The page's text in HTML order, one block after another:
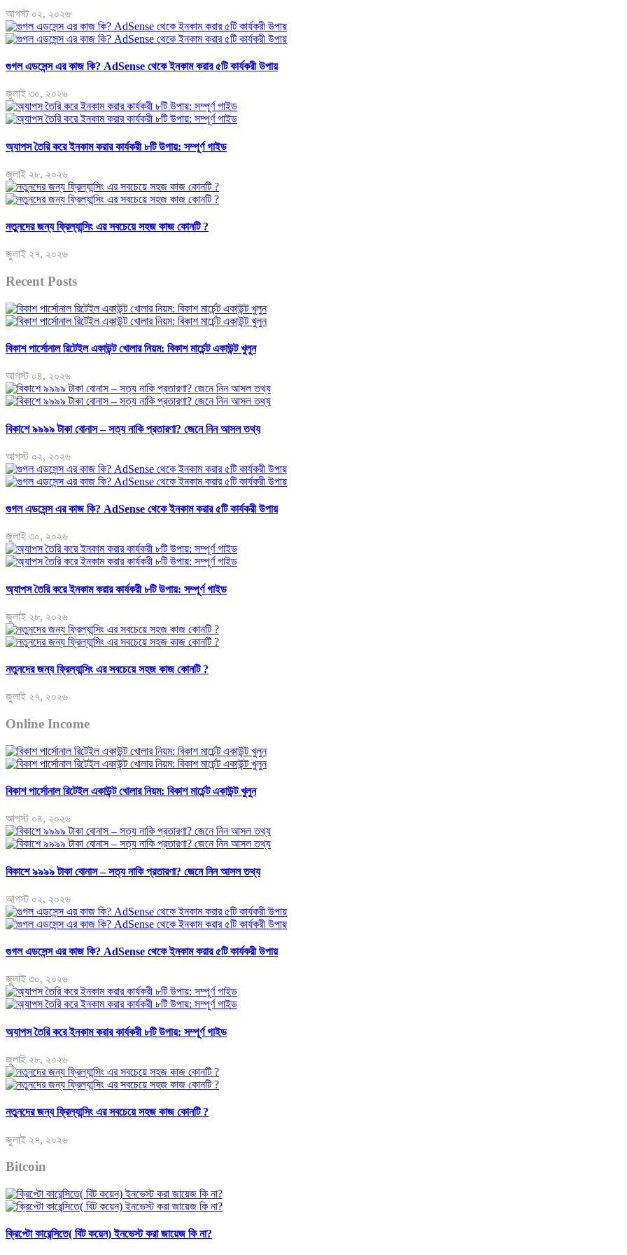
আগস্ট ০২, ২০২৬
গুগল এডসেন্স এর কাজ কি? AdSense থেকে ইনকাম করার ৫টি কার্যকরী উপায়
জুলাই ৩০, ২০২৬
অ্যাপস তৈরি করে ইনকাম করার কার্যকরী ৮টি উপায়: সম্পূর্ণ গাইড
জুলাই ২৮, ২০২৬
নতুনদের জন্য ফ্রিল্যান্সিং এর সবচেয়ে সহজ কাজ কোনটি ?
জুলাই ২৭, ২০২৬
Recent Posts
বিকাশ পার্সোনাল রিটেইল একাউন্ট খোলার নিয়ম: বিকাশ মার্চেন্ট একাউন্ট খুলুন
আগস্ট ০৪, ২০২৬
বিকাশে ৯৯৯৯ টাকা বোনাস – সত্য নাকি প্রতারণা? জেনে নিন আসল তথ্য
আগস্ট ০২, ২০২৬
গুগল এডসেন্স এর কাজ কি? AdSense থেকে ইনকাম করার ৫টি কার্যকরী উপায়
জুলাই ৩০, ২০২৬
অ্যাপস তৈরি করে ইনকাম করার কার্যকরী ৮টি উপায়: সম্পূর্ণ গাইড
জুলাই ২৮, ২০২৬
নতুনদের জন্য ফ্রিল্যান্সিং এর সবচেয়ে সহজ কাজ কোনটি ?
জুলাই ২৭, ২০২৬
Online Income
বিকাশ পার্সোনাল রিটেইল একাউন্ট খোলার নিয়ম: বিকাশ মার্চেন্ট একাউন্ট খুলুন
আগস্ট ০৪, ২০২৬
বিকাশে ৯৯৯৯ টাকা বোনাস – সত্য নাকি প্রতারণা? জেনে নিন আসল তথ্য
আগস্ট ০২, ২০২৬
গুগল এডসেন্স এর কাজ কি? AdSense থেকে ইনকাম করার ৫টি কার্যকরী উপায়
জুলাই ৩০, ২০২৬
অ্যাপস তৈরি করে ইনকাম করার কার্যকরী ৮টি উপায়: সম্পূর্ণ গাইড
জুলাই ২৮, ২০২৬
নতুনদের জন্য ফ্রিল্যান্সিং এর সবচেয়ে সহজ কাজ কোনটি ?
জুলাই ২৭, ২০২৬
Bitcoin
ক্রিপ্টো কারেন্সিতে( বিট কয়েন) ইনভেস্ট করা জায়েজ কি না?